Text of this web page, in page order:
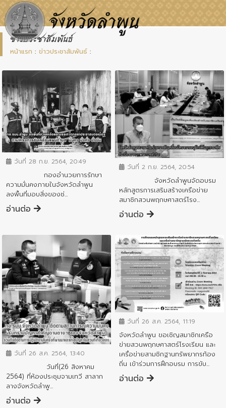
ข่าวประชาสัมพันธ์
หน้าแรก : ข่าวประชาสัมพันธ์ :
ข่าวประชาสัมพันธ์
วันที่ 28 ก.ย. 2564, 20:49
กองอำนวยการรักษา
ความมั่นคงภายในจังหวัดลำพูน
ลงพื้นที่มอบสิ่งของช่...
อ่านต่อ
ข่าวประชาสัมพันธ์
วันที่ 2 ก.ย. 2564, 20:54
จังหวัดลำพูนจัดอบรม
หลักสูตรการเสริมสร้างเครือข่าย
สมาชิกสวนพฤกษศาสตร์โรง...
อ่านต่อ
ข่าวประชาสัมพันธ์
วันที่ 26 ส.ค. 2564, 13:40
วันที่(26 สิงหาคม
2564) ที่ห้องประชุมจามเทวี สาลาก
ลางจังหวัดลำพู...
อ่านต่อ
ข่าวประชาสัมพันธ์
วันที่ 26 ส.ค. 2564, 11:19
จังหวัดลำพูน ขอเชิญสมาชิกเครือ
ข่ายสวนพฤกษศาสตร์โรงเรียน และ
เครื่อข่ายสามชิกฐานทรัพยากรท้อง
ถิ่น เข้าร่วมการฝึกอบรม การขับ...
อ่านต่อ